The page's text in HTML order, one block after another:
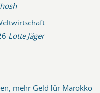
Lotte Jäger
mehr Geld für Marokko